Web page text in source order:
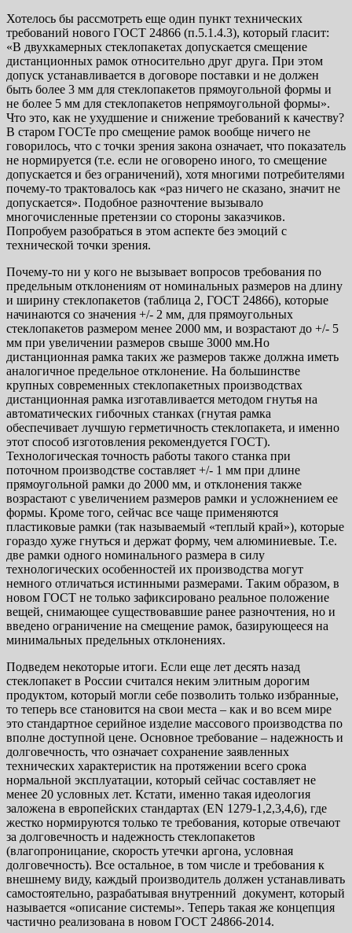
Хотелось бы рассмотреть еще один пункт технических
требований нового ГОСТ 24866 (п.5.1.4.3), который гласит:
«В двухкамерных стеклопакетах допускается смещение
дистанционных рамок относительно друг друга. При этом
допуск устанавливается в договоре поставки и не должен
быть более 3 мм для стеклопакетов прямоугольной формы и
не более 5 мм для стеклопакетов непрямоугольной формы».
Что это, как не ухудшение и снижение требований к качеству?
В старом ГОСТе про смещение рамок вообще ничего не
говорилось, что с точки зрения закона означает, что показатель
не нормируется (т.е. если не оговорено иного, то смещение
допускается и без ограничений), хотя многими потребителями
почему-то трактовалось как «раз ничего не сказано, значит не
допускается». Подобное разночтение вызывало
многочисленные претензии со стороны заказчиков.
Попробуем разобраться в этом аспекте без эмоций с
технической точки зрения.
Почему-то ни у кого не вызывает вопросов требования по
предельным отклонениям от номинальных размеров на длину
и ширину стеклопакетов (таблица 2, ГОСТ 24866), которые
начинаются со значения +/- 2 мм, для прямоугольных
стеклопакетов размером менее 2000 мм, и возрастают до +/- 5
мм при увеличении размеров свыше 3000 мм.Но
дистанционная рамка таких же размеров также должна иметь
аналогичное предельное отклонение. На большинстве
крупных современных стеклопакетных производствах
дистанционная рамка изготавливается методом гнутья на
автоматических гибочных станках (гнутая рамка
обеспечивает лучшую герметичность стеклопакета, и именно
этот способ изготовления рекомендуется ГОСТ).
Технологическая точность работы такого станка при
поточном производстве составляет +/- 1 мм при длине
прямоугольной рамки до 2000 мм, и отклонения также
возрастают с увеличением размеров рамки и усложнением ее
формы. Кроме того, сейчас все чаще применяются
пластиковые рамки (так называемый «теплый край»), которые
гораздо хуже гнуться и держат форму, чем алюминиевые. Т.е.
две рамки одного номинального размера в силу
технологических особенностей их производства могут
немного отличаться истинными размерами. Таким образом, в
новом ГОСТ не только зафиксировано реальное положение
вещей, снимающее существовавшие ранее разночтения, но и
введено ограничение на смещение рамок, базирующееся на
минимальных предельных отклонениях.
Подведем некоторые итоги. Если еще лет десять назад
стеклопакет в России считался неким элитным дорогим
продуктом, который могли себе позволить только избранные,
то теперь все становится на свои места – как и во всем мире
это стандартное серийное изделие массового производства по
вполне доступной цене. Основное требование – надежность и
долговечность, что означает сохранение заявленных
технических характеристик на протяжении всего срока
нормальной эксплуатации, который сейчас составляет не
менее 20 условных лет. Кстати, именно такая идеология
заложена в европейских стандартах (EN 1279-1,2,3,4,6), где
жестко нормируются только те требования, которые отвечают
за долговечность и надежность стеклопакетов
(влагопроницание, скорость утечки аргона, условная
долговечность). Все остальное, в том числе и требования к
внешнему виду, каждый производитель должен устанавливать
самостоятельно, разрабатывая внутренний документ, который
называется «описание системы». Теперь такая же концепция
частично реализована в новом ГОСТ 24866-2014.